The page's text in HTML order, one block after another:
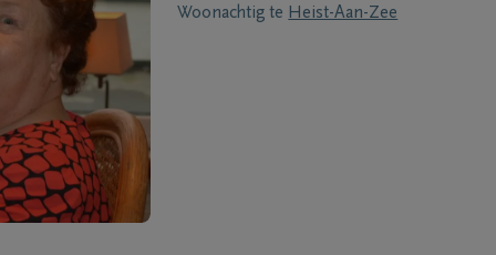
Woonachtig te Heist-Aan-Zee